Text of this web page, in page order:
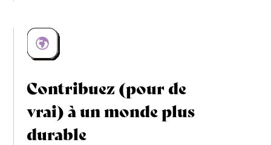
Contribuez (pour de
vrai) à un monde plus
durable